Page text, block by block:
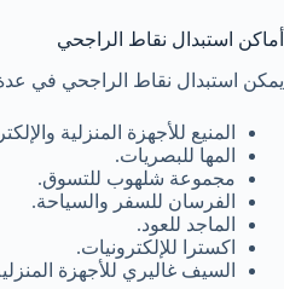
أماكن استبدال نقاط الراجحي
يمكن استبدال نقاط الراجحي في
المنيع للأجهزة المنزلية
المها للبصريات.
مجموعة شلهوب للتسوق.
الفرسان للسفر والسياحة.
الماجد للعود.
اكسترا للإلكترونيات.
السيف غاليري للأجهزة